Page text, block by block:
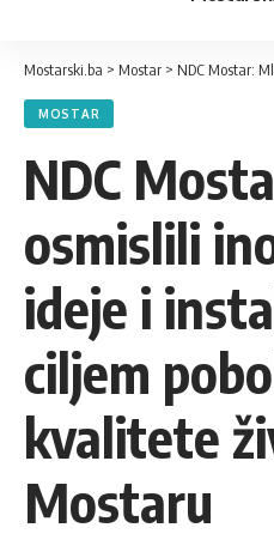
Mostarski.ba > Mostar > NDC Mostar: Mladi osmislili
MOSTAR
NDC
osmislili
ideje i
ciljem
kvalitete
Mostaru